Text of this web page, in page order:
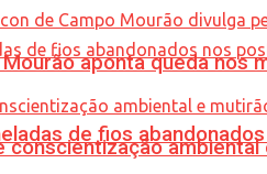
de fios
aponta queda